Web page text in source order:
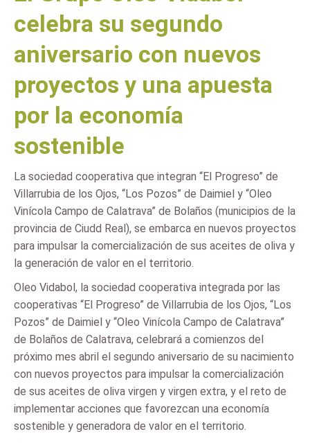
celebra su segundo
aniversario con nuevos
proyectos y una apuesta
por la economía
sostenible
La sociedad cooperativa que integran “El Progreso” de
Villarrubia de los Ojos, “Los Pozos” de Daimiel y “Oleo
Vinícola Campo de Calatrava” de Bolaños (municipios de la
provincia de Ciudd Real), se embarca en nuevos proyectos
para impulsar la comercialización de sus aceites de oliva y
la generación de valor en el territorio.
Oleo Vidabol, la sociedad cooperativa integrada por las
cooperativas “El Progreso” de Villarrubia de los Ojos, “Los
Pozos” de Daimiel y “Oleo Vinícola Campo de Calatrava”
de Bolaños de Calatrava, celebrará a comienzos del
próximo mes abril el segundo aniversario de su nacimiento
con nuevos proyectos para impulsar la comercialización
de sus aceites de oliva virgen y virgen extra, y el reto de
implementar acciones que favorezcan una economía
sostenible y generadora de valor en el territorio.